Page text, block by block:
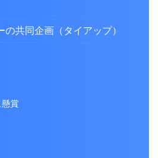
共同企画（タイアップ）
懸賞